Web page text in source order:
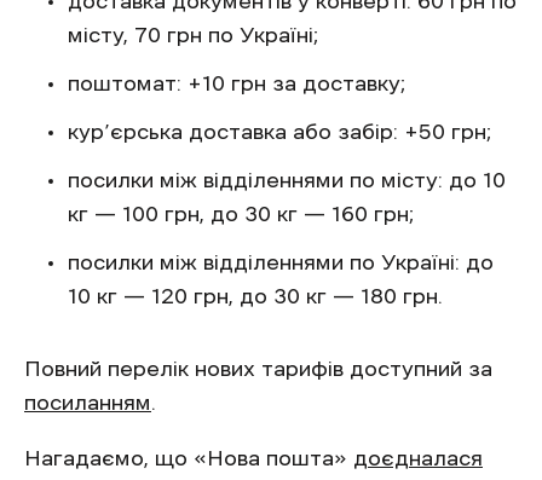
місту, 70 грн по Україні;
поштомат: +10 грн за доставку;
кур’єрська доставка або забір: +50 грн;
посилки між відділеннями по місту: до 10
кг — 100 грн, до 30 кг — 160 грн;
посилки між відділеннями по Україні: до
10 кг — 120 грн, до 30 кг — 180 грн.
Повний перелік нових тарифів доступний за
посиланням.
Нагадаємо, що «Нова пошта» доєдналася